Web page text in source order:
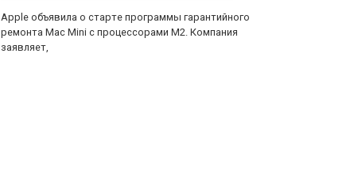
Apple объявила о старте программы гарантийного
ремонта Mac Mini с процессорами M2. Компания
заявляет,